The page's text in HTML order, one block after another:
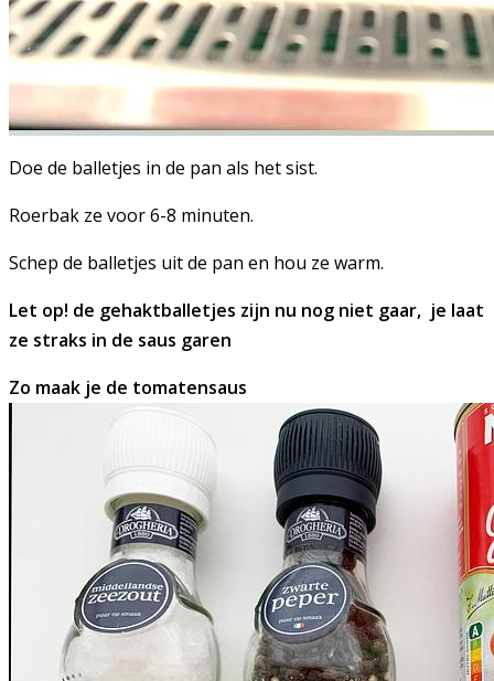
Doe de balletjes in de pan als het sist.
Roerbak ze voor 6-8 minuten.
Schep de balletjes uit de pan en hou ze warm.
Let op! de gehaktballetjes zijn nu nog niet gaar, je laat
ze straks in de saus garen
Zo maak je de tomatensaus